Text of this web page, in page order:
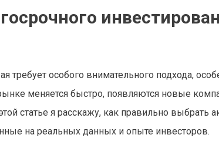
требует особого внимательного подхода,
меняется быстро, появляются новые
статье я расскажу, как правильно выбрать
на реальных данных и опыте инвесторов.